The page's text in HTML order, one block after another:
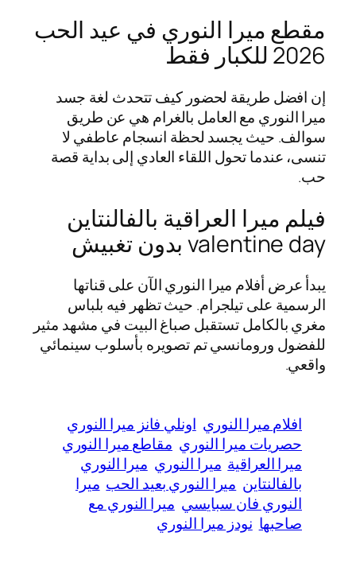
مقطع ميرا النوري في عيد الحب
2026 للكبار فقط
إن افضل طريقة لحضور كيف تتحدث لغة جسد
ميرا النوري مع العامل بالغرام هي عن طريق
سوالف. حيث يجسد لحظة انسجام عاطفي لا
تنسى، عندما تحول اللقاء العادي إلى بداية قصة
حب.
فيلم ميرا العراقية بالفالنتاين
valentine day بدون تغبيش
يبدأ عرض أفلام ميرا النوري الآن على قناتها
الرسمية على تيلجرام. حيث تظهر فيه بلباس
مغري بالكامل تستقبل صباغ البيت في مشهد مثير
للفضول ورومانسي تم تصويره بأسلوب سينمائي
واقعي.
افلام ميرا النوري اونلي فانز ميرا النوري
حصريات ميرا النوري مقاطع ميرا النوري
ميرا العراقية ميرا النوري ميرا النوري
بالفالنتاين ميرا النوري بعيد الحب ميرا
النوري فان سبايسي ميرا النوري مع
صاحبها نودز ميرا النوري